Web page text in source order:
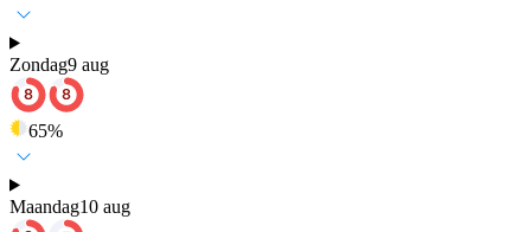
Zondag9 aug
65%
Maandag10 aug